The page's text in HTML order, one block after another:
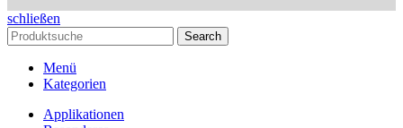
schließen
Search
Menü
Kategorien
Applikationen